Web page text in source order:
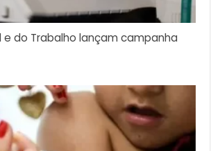
e do Trabalho lançam campanha